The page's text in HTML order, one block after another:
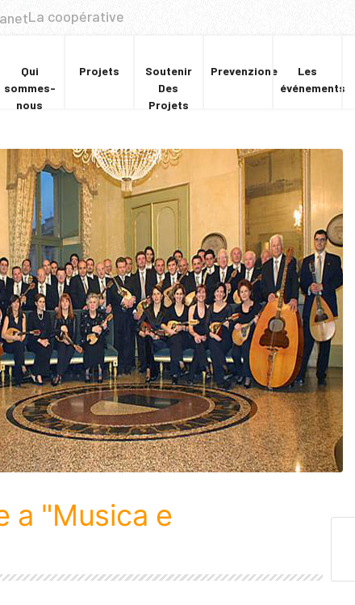
La coopérative
Qui
sommes-
nous
Projets
Soutenir
Des
Projets
Prevenzione
Les
événements
a "Musica e